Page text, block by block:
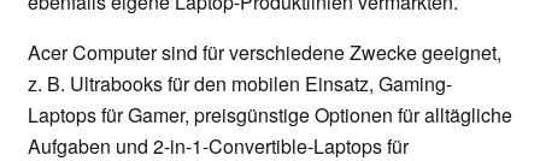
Acer Computer sind für verschiedene Zwecke geeignet,
z. B. Ultrabooks für den mobilen Einsatz, Gaming-
Laptops für Gamer, preisgünstige Optionen für alltägliche
Aufgaben und 2-in-1-Convertible-Laptops für